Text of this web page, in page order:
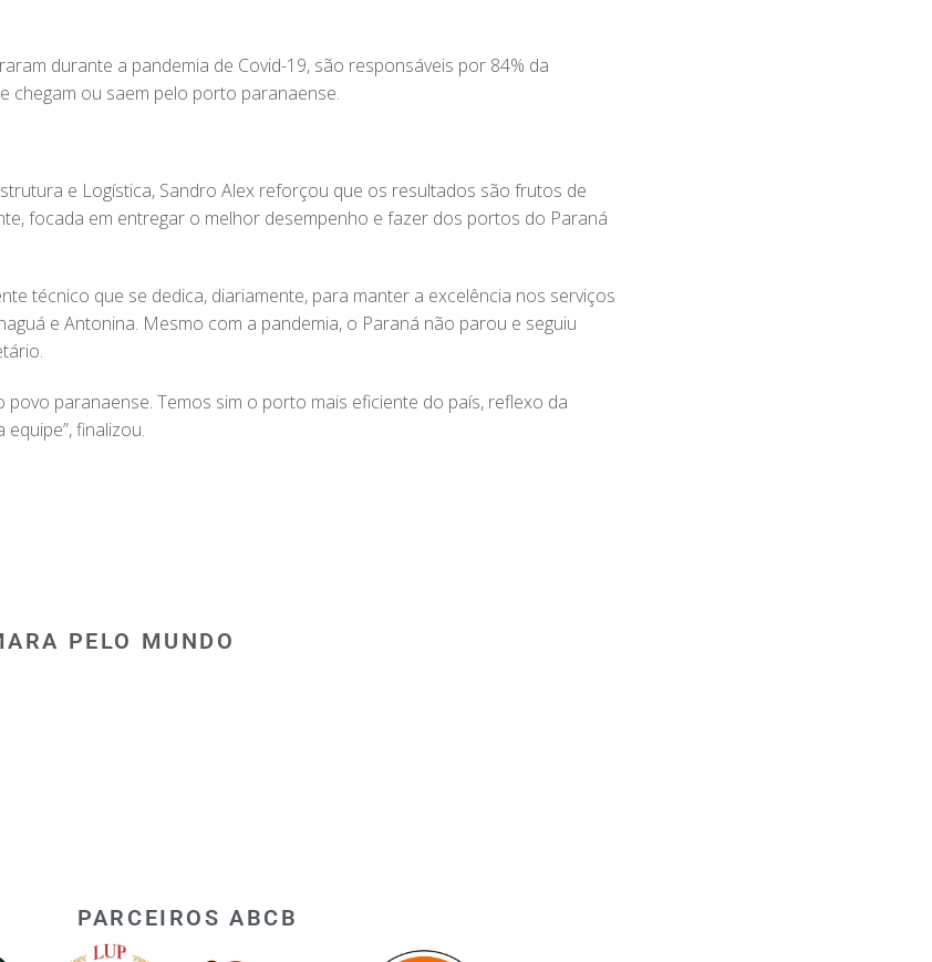
durante a pandemia de Covid-19, são responsáveis por 84% da
chegam ou saem pelo porto paranaense.
e Logística, Sandro Alex reforçou que os resultados são frutos de
focada em entregar o melhor desempenho e fazer dos portos do Paraná
técnico que se dedica, diariamente, para manter a excelência nos serviços
e Antonina. Mesmo com a pandemia, o Paraná não parou e seguiu
povo paranaense. Temos sim o porto mais eficiente do país, reflexo da
finalizou.
PELO MUNDO
PARCEIROS ABCB